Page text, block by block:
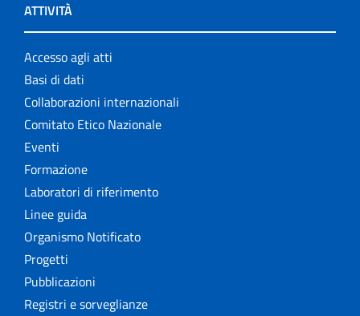
ATTIVITÀ
Accesso agli atti
Basi di dati
Collaborazioni internazionali
Comitato Etico Nazionale
Eventi
Formazione
Laboratori di riferimento
Linee guida
Organismo Notificato
Progetti
Pubblicazioni
Registri e sorveglianze